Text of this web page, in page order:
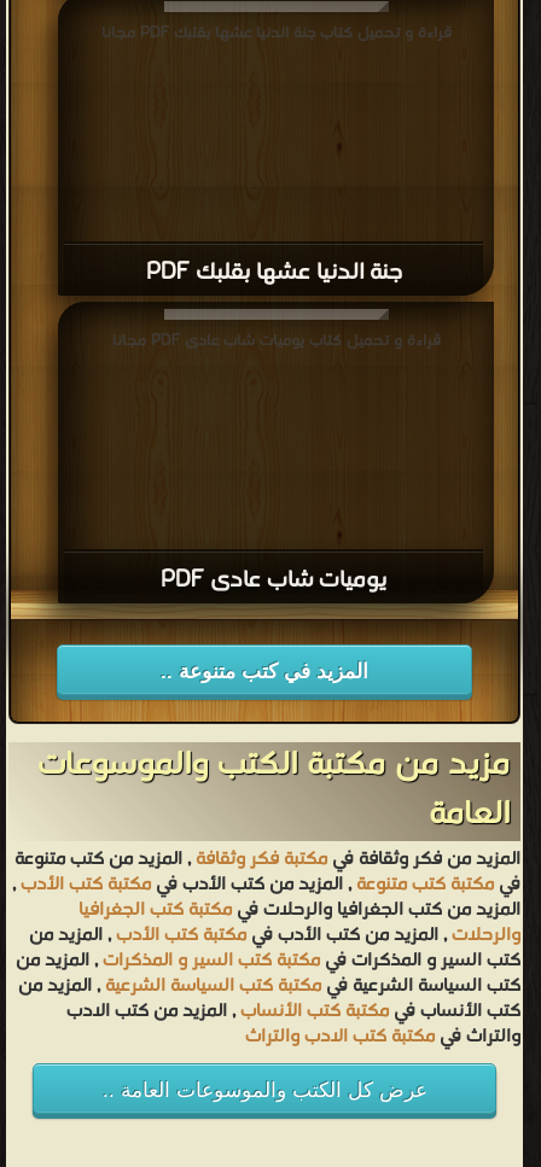
جنة الدنيا عشها بقلبك PDF
قراءة و تحميل كتاب جنة الدنيا عشها بقلبك PDF مجانا
يوميات شاب عادى PDF
قراءة و تحميل كتاب يوميات شاب عادى PDF مجانا
المزيد في كتب متنوعة ..
مزيد من مكتبة الكتب والموسوعات
العامة
المزيد من فكر وثقافة فيمكتبة فكر وثقافة, المزيد من كتب متنوعة
فيمكتبة كتب متنوعة, المزيد من كتب الأدب فيمكتبة كتب الأدب,
المزيد من كتب الجغرافيا والرحلات فيمكتبة كتب الجغرافيا
والرحلات, المزيد من كتب الأدب فيمكتبة كتب الأدب, المزيد من
كتب السير و المذكرات فيمكتبة كتب السير و المذكرات, المزيد من
كتب السياسة الشرعية فيمكتبة كتب السياسة الشرعية, المزيد من
كتب الأنساب فيمكتبة كتب الأنساب, المزيد من كتب الادب
والتراث فيمكتبة كتب الادب والتراث
عرض كل الكتب والموسوعات العامة ..